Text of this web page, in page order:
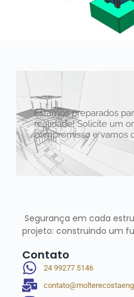
Estamos preparados
realidade! Solicite um
compromisso e vamos
Segurança em cada
projeto: construindo um
Contato
24 99277 5146